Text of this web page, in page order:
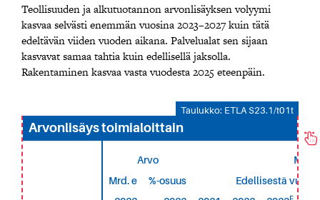
Teollisuuden ja alkutuotannon arvonlisäyksen volyymi
kasvaa selvästi enemmän vuosina 2023–2027 kuin tätä
edeltävän viiden vuoden aikana. Palvelualat sen sijaan
kasvavat samaa tahtia kuin edellisellä jaksolla.
Rakentaminen kasvaa vasta vuodesta 2025 eteenpäin.
Taulukko: ETLA S23.1/t01t
Arvonlisäys toimialoittain
Arvo
Mrd. e
%-osuus
Edellisestä